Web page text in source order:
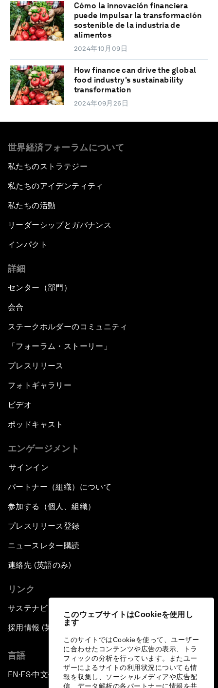
このウェブサイトはCookieを使用し
ます
このサイトではCookieを使って、ユーザー
に合わせたコンテンツや広告の表示、トラ
フィックの分析を行っています。またユー
ザーによるサイトの利用状況についても情
報を収集し、ソーシャルメディアや広告配
信、データ解析の各パートナーに情報を共
Cómo la innovación financiera
puede impulsar la transformación
sostenible de la industria de
alimentos
2024年10月09日
How finance can drive the global
food industry's sustainability
transformation
2024年09月26日
世界経済フォーラムについて
私たちのストラテジー
私たちのアイデンティティ
私たちの活動
リーダーシップとガバナンス
インパクト
詳細
センター（部門）
会合
ステークホルダーのコミュニティ
「フォーラム・ストーリー」
プレスリリース
フォトギャラリー
ビデオ
ポッドキャスト
エンゲージメント
サインイン
パートナー（組織）について
参加する（個人、組織）
プレスリリース登録
ニュースレター購読
連絡先 (英語のみ)
リンク
サステナビリティへの取り組み
採用情報 (英語のみ)
言語
EN ▪ES▪中文▪ 日本語